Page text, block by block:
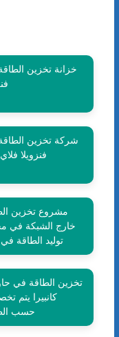
خزانة تخزين
شركة تخزين
فنزويلا
مشروع تخزين
خارج الشبكة في
توليد الطاقة في
تخزين الطاقة في
كانبيرا يتم
حسب